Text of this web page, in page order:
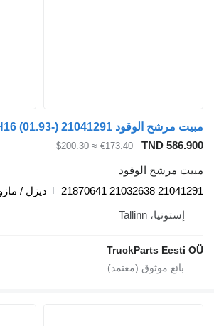
TND
€173.40
≈ $200.30
مرشح الوقود
21041291
ديزل / مازوت
إستونيا، Tallinn
TruckParts Eesti